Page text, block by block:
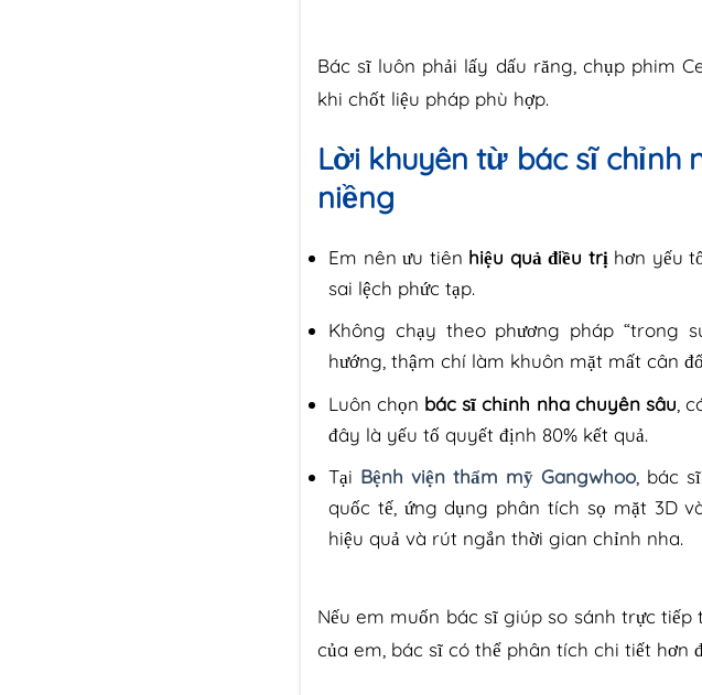
Bác sĩ luôn phải lấy dấu răng, chụp phim
khi chốt liệu pháp phù hợp.
Lời khuyên từ bác sĩ chỉnh
niềng
Em nên ưu tiên hiệu quả điều trịhơn yếu
sai lệch phức tạp.
Không chạy theo phương pháp “trong
hướng, thậm chí làm khuôn mặt mất cân
Luôn chọn bác sĩ chỉnh nha chuyên sâu ,
đây là yếu tố quyết định 80% kết quả.
Tại Bệnh viện thẩm mỹ Gangwhoo, bác
quốc tế, ứng dụng phân tích sọ mặt 3D
hiệu quả và rút ngắn thời gian chỉnh nha.
Nếu em muốn bác sĩ giúp so sánh trực
của em, bác sĩ có thể phân tích chi tiết hơn